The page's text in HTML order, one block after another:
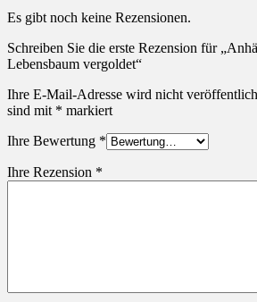
Es gibt noch keine Rezensionen.
Schreiben Sie die erste Rezension für
Lebensbaum vergoldet“
Ihre E-Mail-Adresse wird nicht
sind mit * markiert
Ihre Bewertung *
Ihre Rezension *